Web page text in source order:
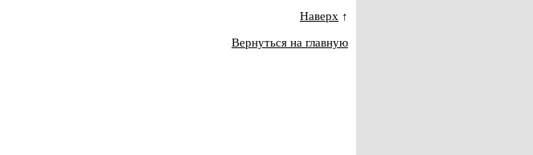
Наверх ↑
Вернуться на главную